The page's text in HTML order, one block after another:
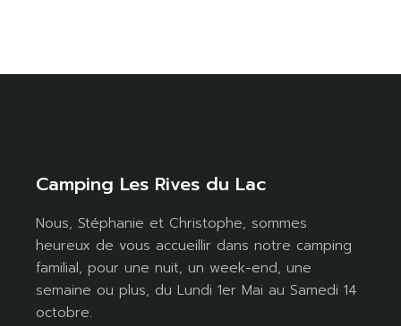
Camping Les Rives du Lac
Nous, Stéphanie et Christophe, sommes
heureux de vous accueillir dans notre camping
familial, pour une nuit, un week-end, une
semaine ou plus, du Lundi 1er Mai au Samedi 14
octobre.